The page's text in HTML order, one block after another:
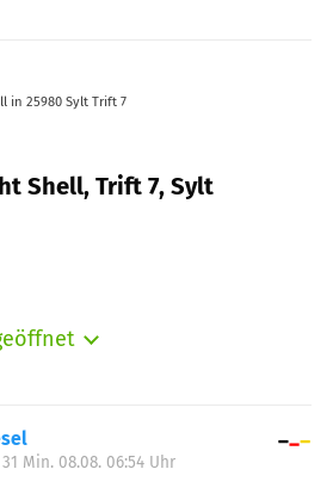
in 25980 Sylt Trift 7
Shell, Trift 7, Sylt
07:00-22:00
Min. 08.08. 06:54 Uhr